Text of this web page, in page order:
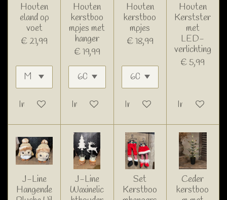
Houten
eland op
voet
€ 21,99
In winkelwagen
Houten
kerstboo
mpjes met
hanger
€ 19,99
In winkelwagen
Houten
kerstboo
mpjes
€ 18,99
In winkelwagen
Houten
Kerstster
met
LED-
verlichting
€ 5,99
In
J-Line
Hangende
J-Line
Waxinelic
Set
Kerstboo
Ceder
kerstboo